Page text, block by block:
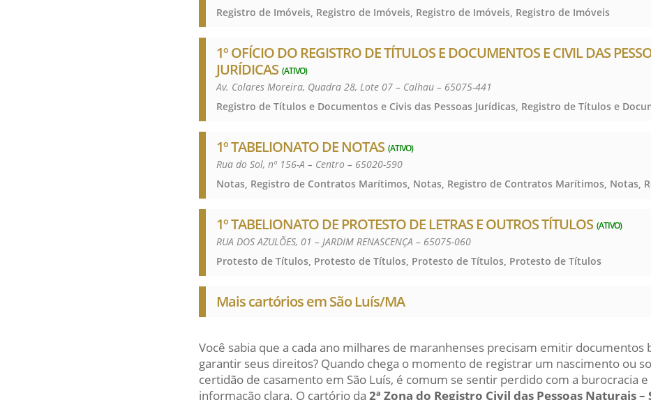
Registro de Imóveis, Registro de Imóveis, Registro de Imóveis, Registro de Imóveis
1º OFÍCIO DO REGISTRO DE TÍTULOS E DOCUMENTOS E CIVIL DAS
JURÍDICAS (ATIVO)
Av. Colares Moreira, Quadra 28, Lote 07 – Calhau – 65075-441
1º TABELIONATO DE NOTAS (ATIVO)
Rua do Sol, nº 156-A – Centro – 65020-590
1º TABELIONATO DE PROTESTO DE LETRAS E OUTROS TÍTULOS (ATIVO)
RUA DOS AZULÕES, 01 – JARDIM RENASCENÇA – 65075-060
Protesto de Títulos, Protesto de Títulos, Protesto de Títulos, Protesto de Títulos
Mais cartórios em São Luís/MA
Você sabia que a cada ano milhares de maranhenses precisam emitir documentos
garantir seus direitos? Quando chega o momento de registrar um nascimento ou
certidão de casamento em São Luís, é comum se sentir perdido com a burocracia e
informação clara. O cartório da 2ª Zona do Registro Civil das Pessoas Naturais –